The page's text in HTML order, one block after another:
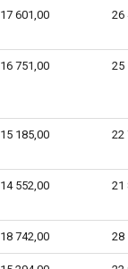
17 601,00 26
16 751,00 25
15 185,00 22
14 552,00 21
18 742,00 28